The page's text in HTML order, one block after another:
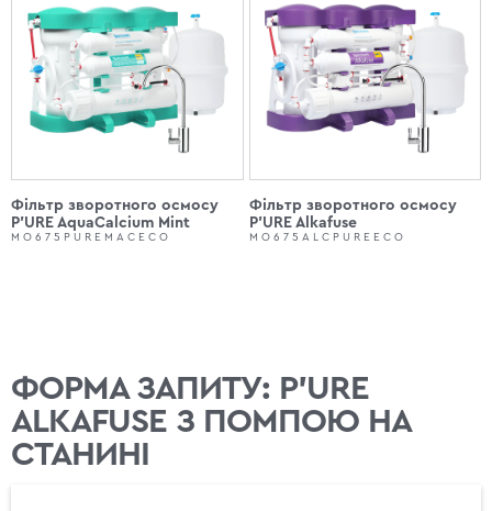
Фільтр зворотного осмосу
P'URE AquaCalcium Mint
MO675PUREMACECO
Фільтр зворотного осмосу
P'URE Alkafuse
MO675ALCPUREECO
ФОРМА ЗАПИТУ: P'URE
ALKAFUSE З ПОМПОЮ НА
СТАНИНІ